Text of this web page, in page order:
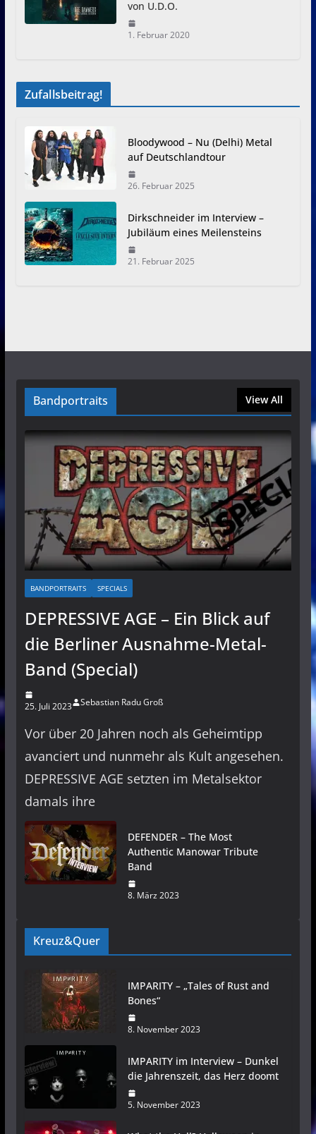
von U.D.O.
1. Februar 2020
Zufallsbeitrag!
Bloodywood – Nu (Delhi) Metal
auf Deutschlandtour
26. Februar 2025
Dirkschneider im Interview –
Jubiläum eines Meilensteins
21. Februar 2025
Bandportraits View All
BANDPORTRAITS SPECIALS
DEPRESSIVE AGE – Ein Blick auf
die Berliner Ausnahme-Metal-
Band (Special)
25. Juli 2023 Sebastian Radu Groß
Vor über 20 Jahren noch als Geheimtipp
avanciert und nunmehr als Kult angesehen.
DEPRESSIVE AGE setzten im Metalsektor
damals ihre
DEFENDER – The Most
Authentic Manowar Tribute
Band
8. März 2023
Kreuz&Quer
IMPARITY – „Tales of Rust and
Bones“
8. November 2023
IMPARITY im Interview – Dunkel
die Jahrenszeit, das Herz doomt
5. November 2023